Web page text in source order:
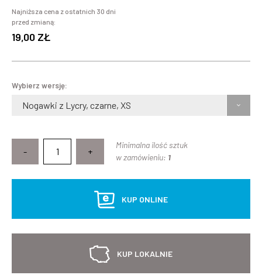
Najniższa cena z ostatnich 30 dni
przed zmianą:
19,00 ZŁ
Wybierz wersję:
Nogawki z Lycry, czarne, XS
- +
Minimalna ilość sztuk
w zamówieniu: 1
KUP ONLINE
KUP LOKALNIE